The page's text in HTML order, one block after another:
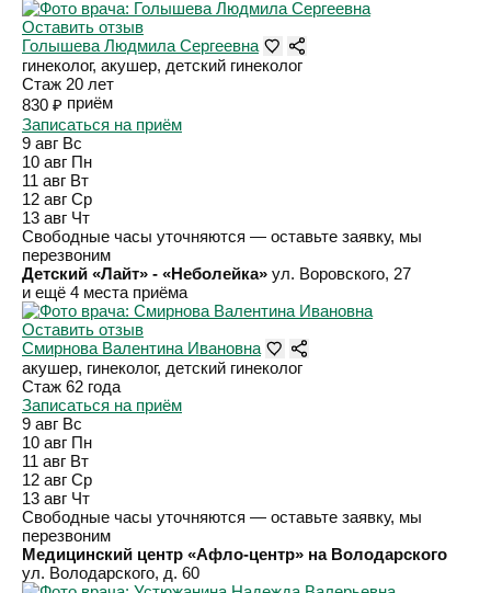
Оставить отзыв
Голышева Людмила Сергеевна
гинеколог, акушер, детский гинеколог
Стаж 20 лет
830 ₽ приём
Записаться на приём
9 авг Вс
10 авг Пн
11 авг Вт
12 авг Ср
13 авг Чт
Свободные часы уточняются — оставьте заявку, мы
перезвоним
Детский «Лайт» - «Неболейка» ул. Воровского, 27
и ещё 4 места приёма
Оставить отзыв
Смирнова Валентина Ивановна
акушер, гинеколог, детский гинеколог
Стаж 62 года
Записаться на приём
9 авг Вс
10 авг Пн
11 авг Вт
12 авг Ср
13 авг Чт
Свободные часы уточняются — оставьте заявку, мы
перезвоним
Медицинский центр «Афло-центр» на Володарского
ул. Володарского, д. 60